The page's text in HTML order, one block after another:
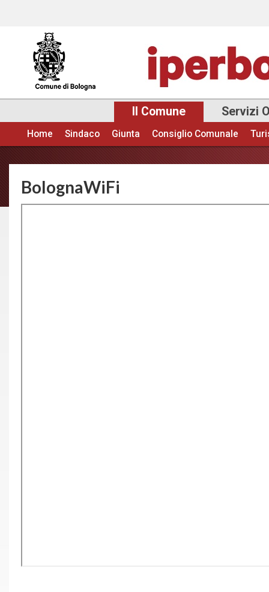
Il Comune Servizi
Menu principale
Home Sindaco Giunta Consiglio Comunale
BolognaWiFi